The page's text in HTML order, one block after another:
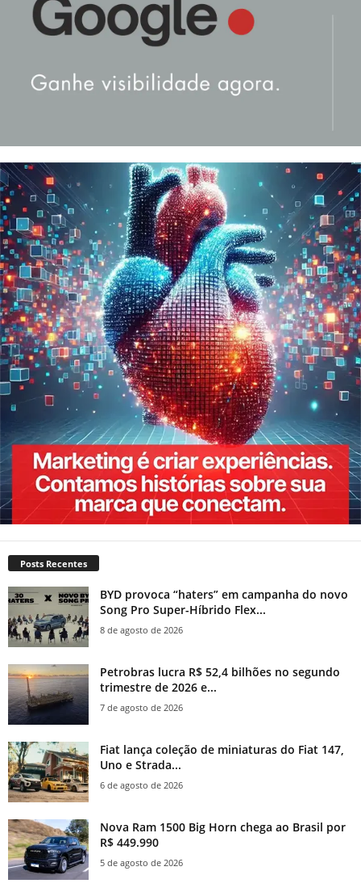
Posts Recentes
BYD provoca “haters” em campanha do novo
Song Pro Super-Híbrido Flex...
8 de agosto de 2026
Petrobras lucra R$ 52,4 bilhões no segundo
trimestre de 2026 e...
7 de agosto de 2026
Fiat lança coleção de miniaturas do Fiat 147,
Uno e Strada...
6 de agosto de 2026
Nova Ram 1500 Big Horn chega ao Brasil por
R$ 449.990
5 de agosto de 2026